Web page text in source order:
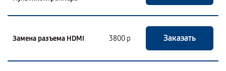
Замена разъема HDMI 3800 р Заказать